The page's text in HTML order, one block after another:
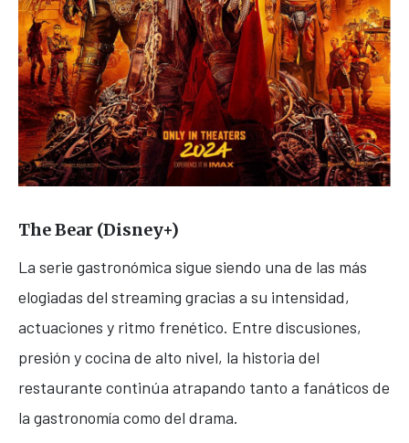
The Bear (Disney+)
La serie gastronómica sigue siendo una de las más
elogiadas del streaming gracias a su intensidad,
actuaciones y ritmo frenético. Entre discusiones,
presión y cocina de alto nivel, la historia del
restaurante continúa atrapando tanto a fanáticos de
la gastronomía como del drama.